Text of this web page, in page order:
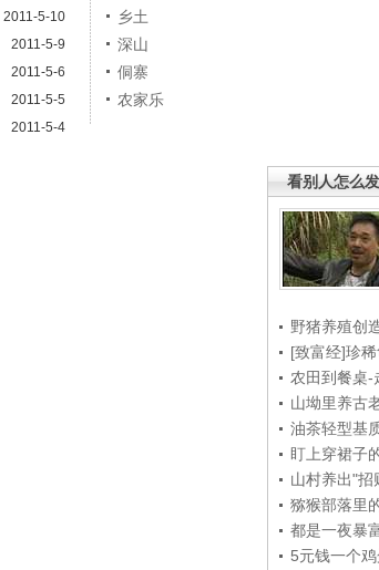
看别人怎么
野猪养殖创
[致富经]珍
农田到餐桌-
山坳里养古
油茶轻型基
盯上穿裙子
山村养出"招
猕猴部落里
都是一夜暴
5元钱一个
2011-5-10
2011-5-9
2011-5-6
2011-5-5
2011-5-4
乡土
深山
侗寨
农家乐